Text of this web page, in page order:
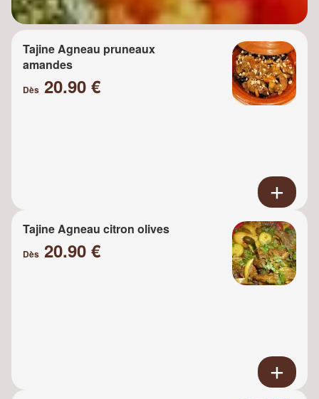
Tajine Agneau pruneaux
amandes
Dès 20.90 €
Tajine Agneau citron olives
Dès 20.90 €